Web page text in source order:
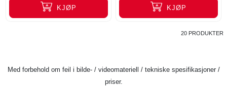
KJØP KJØP
20 PRODUKTER
Med forbehold om feil i bilde- / videomateriell / tekniske spesifikasjoner /
priser.